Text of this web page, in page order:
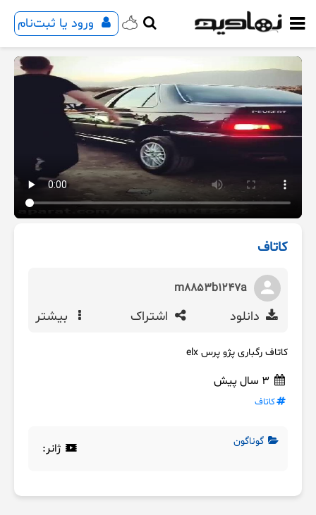
ورود یا ثبت‌نام
کاتاف
m8853b1247a
دانلود اشتراک بیشتر
کاتاف رگباری پژو پرس elx
کاتاف
گوناگون ژانر: